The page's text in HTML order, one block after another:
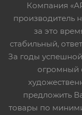
Компания
производитель
за это
стабильный,
За годы
огромный
предложить
товары по